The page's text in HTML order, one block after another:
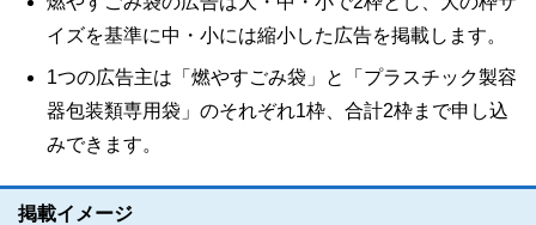
イズを基準に中・小には縮小した広告を掲載します。
1つの広告主は「燃やすごみ袋」と「プラスチック製容
器包装類専用袋」のそれぞれ1枠、合計2枠まで申し込
みできます。
掲載イメージ